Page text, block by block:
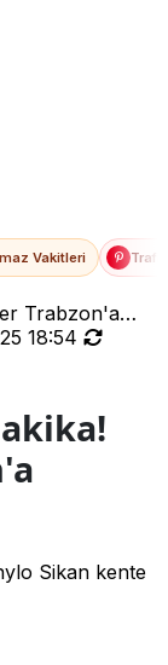
Vakitleri
Trabzon'a
18:54
Sikan kente